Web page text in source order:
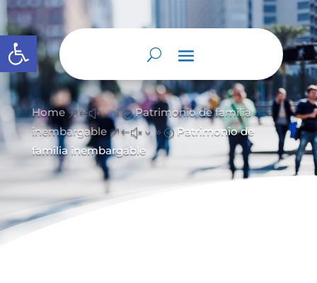
Abrir barra de herramientas
Home &#x39; Patrimonio de familia
inembargable &#x39; Patrimonio de
familia inembargable